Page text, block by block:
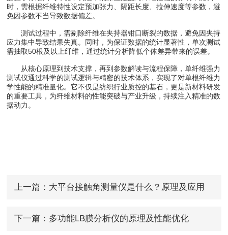
时，需根据纤维特性设定预加张力、隔距长度、拉伸速度等参数，避
免因参数不当导致数据偏差。
测试过程中，需剔除纤维在夹持器钳口断裂的数据，避免因夹持
应力集中导致结果失真。同时，为保证数据的统计显著性，单次测试
需抽取50根及以上纤维，通过统计分析降低个体差异带来的误差。
从核心原理到技术支撑，再到参数解读与流程保障，单纤维强力
测试仪通过科学的测试逻辑与精密的技术体系，实现了对单根纤维力
学性能的精准量化。它不仅是纺织行业质控的基石，更是新材料研发
的重要工具，为纤维材料的性能突破与产业升级，持续注入精准的数
据动力。
上一篇： 大平台接触角测量仪是什么？原理及应用
下一篇： 多功能LB膜分析仪的原理及性能优化